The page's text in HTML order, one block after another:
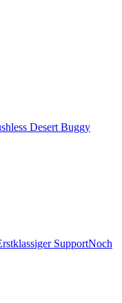
Desert Buggy
SupportNoch